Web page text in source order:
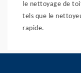
le nettoyage de
tels que le
rapide.